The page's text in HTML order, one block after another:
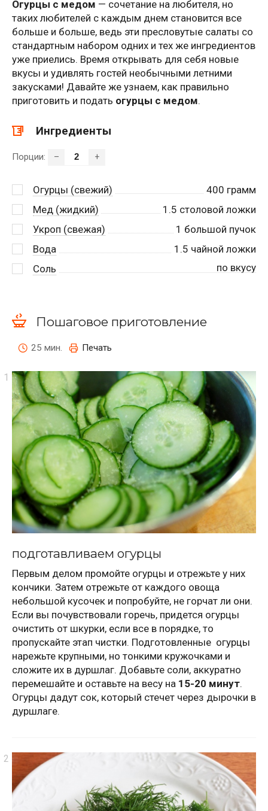
Огурцы с медом — сочетание на любителя, но
таких любителей с каждым днем становится все
больше и больше, ведь эти пресловутые салаты со
стандартным набором одних и тех же ингредиентов
уже приелись. Время открывать для себя новые
вкусы и удивлять гостей необычными летними
закусками! Давайте же узнаем, как правильно
приготовить и подать огурцы с медом.
Ингредиенты
Порции: – +
Огурцы (свежий) 400 грамм
Мед (жидкий)
1.5 столовой ложки
Укроп (свежая)
1 большой пучок
Вода
1.5 чайной ложки
Соль
по вкусу
Пошаговое приготовление
25 мин. Печать
подготавливаем огурцы
Первым делом промойте огурцы и отрежьте у них
кончики. Затем отрежьте от каждого овоща
небольшой кусочек и попробуйте, не горчат ли они.
Если вы почувствовали горечь, придется огурцы
очистить от шкурки, если все в порядке, то
пропускайте этап чистки. Подготовленные огурцы
нарежьте крупными, но тонкими кружочками и
сложите их в дуршлаг. Добавьте соли, аккуратно
перемешайте и оставьте на весу на 15-20 минут.
Огурцы дадут сок, который стечет через дырочки в
дуршлаге.